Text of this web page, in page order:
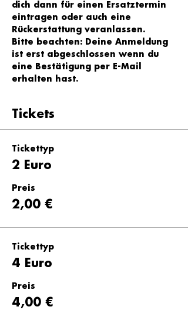
dich dann für einen Ersatztermin
eintragen oder auch eine
Rückerstattung veranlassen.
Bitte beachten: Deine Anmeldung
ist erst abgeschlossen wenn du
eine Bestätigung per E-Mail
erhalten hast.
Tickets
Tickettyp
2 Euro
Preis
2,00 €
Tickettyp
4 Euro
Preis
4,00 €